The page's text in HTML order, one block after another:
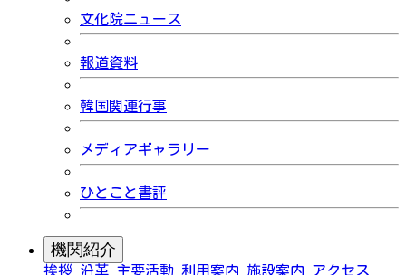
文化院ニュース
報道資料
韓国関連行事
メディアギャラリー
ひとこと書評
機関紹介
挨拶 沿革 主要活動 利用案内 施設案内 アクセス